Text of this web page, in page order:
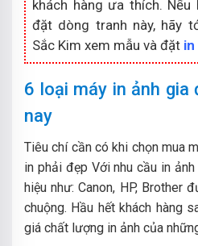
khách hàng ưa thích.
đặt dòng tranh này, hãy
Sắc Kim xem mẫu và đặt
6 loại máy in ảnh
nay
Tiêu chí cần có khi chọn mua
in phải đẹp Với nhu cầu in
hiệu như: Canon, HP, Brother
chuộng. Hầu hết khách hàng
giá chất lượng in ảnh của